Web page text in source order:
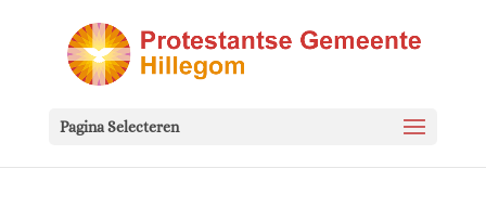
Pagina Selecteren